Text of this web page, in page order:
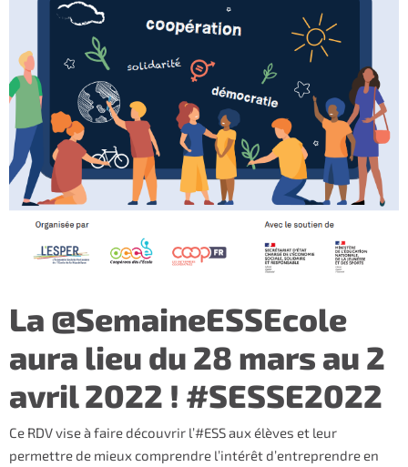
La @SemaineESSEcole
aura lieu du 28 mars au 2
avril 2022 ! #SESSE2022
Ce RDV vise à faire découvrir l’#ESS aux élèves et leur
permettre de mieux comprendre l’intérêt d’entreprendre en